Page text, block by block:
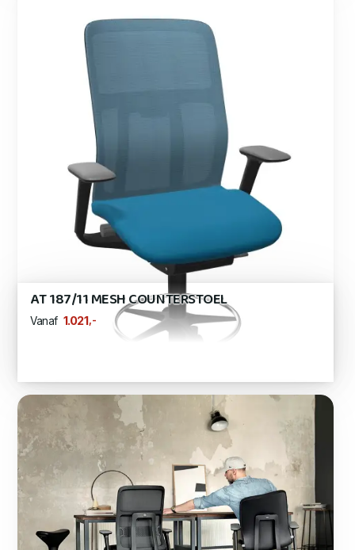
AT 187/11 MESH COUNTERSTOEL
Vanaf 1.021 ,-